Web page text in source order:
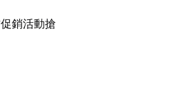
銷活動搶